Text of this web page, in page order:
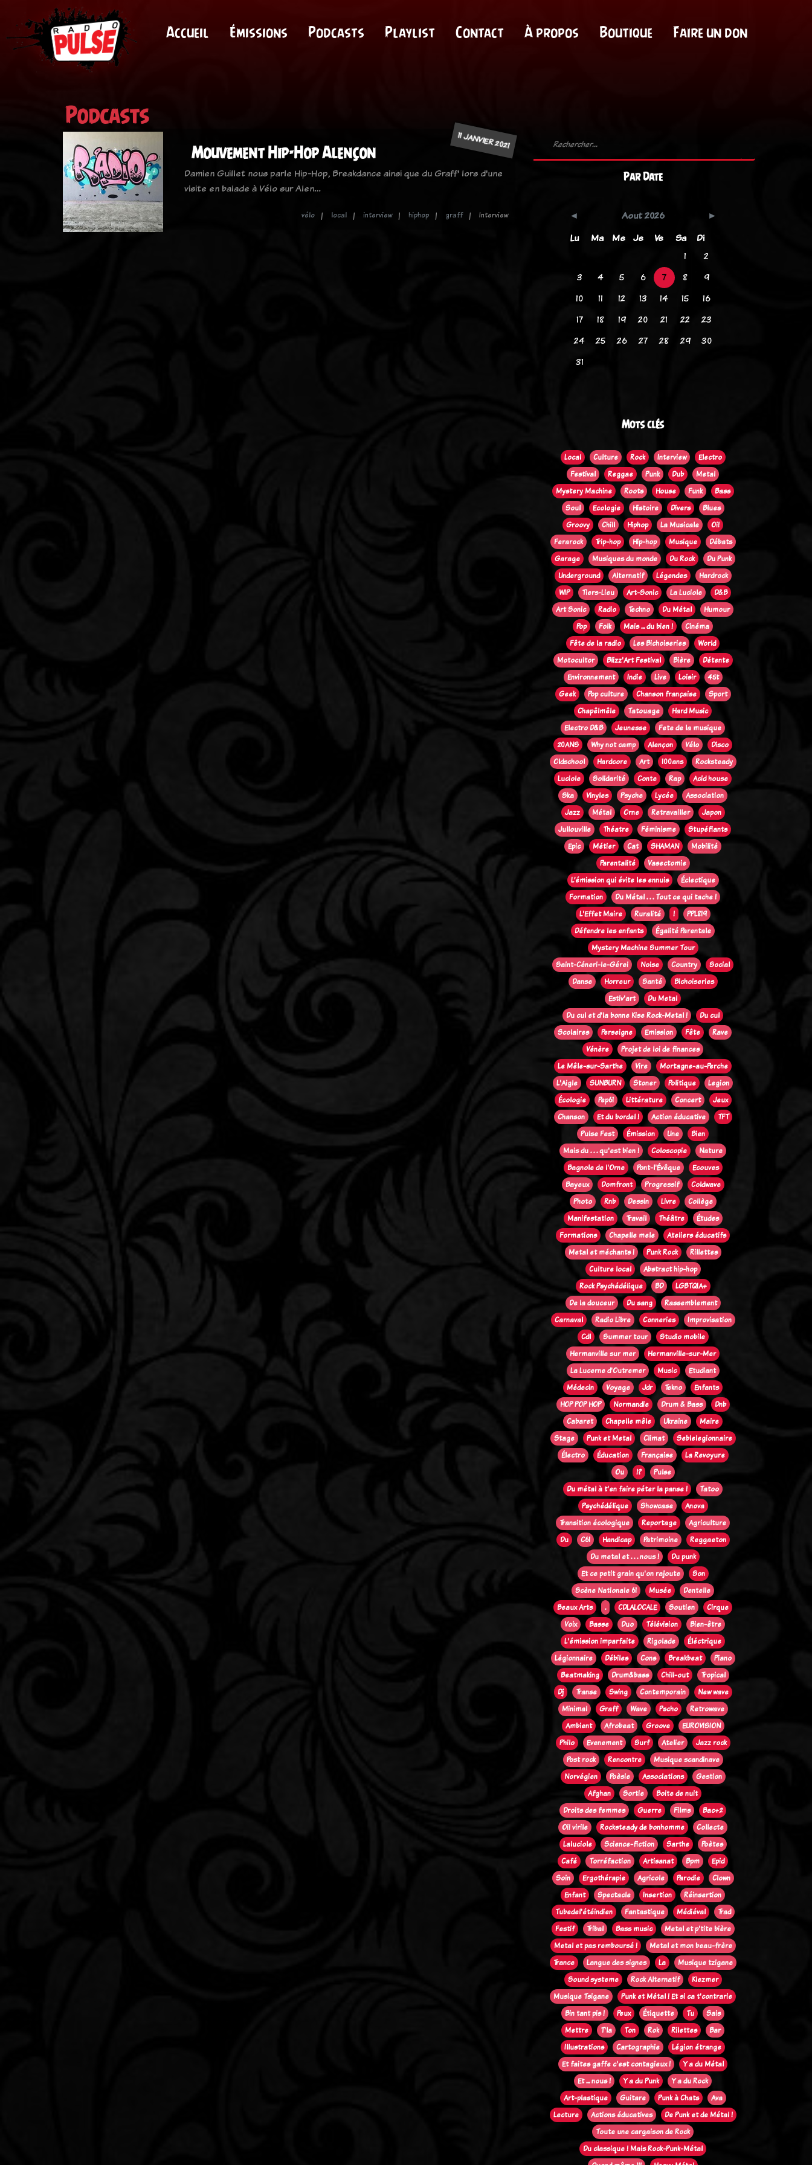
Accueil Émissions Podcasts Playlist Contact À propos Boutique Faire un don
Podcasts
11 JANVIER 2021
Mouvement Hip-Hop Alençon
Damien Guillet nous parle Hip-Hop, Breakdance ainsi que du Graff' lors d'une
visite en balade à Vélo sur Alen…
vélo local interview hiphop graff Interview
Par Date
Aout 2026
Lu
Ma Me Je Ve Sa
Di
1
2
3
4 5 6 7 8
9
10
11 12 13 14 15
16
17
18 19 20 21 22
23
24
25 26 27 28 29
30
31
Mots clés
Local Culture Rock Interview
Electro
Festival
Reggae Punk Dub
Metal
Mystery Machine
Roots House Funk
Bass
Soul
Ecologie Histoire Divers
Blues
Groovy
Chill Hiphop La Musicale
Oi!
Ferarock
Trip-hop Hip-hop Musique
Débats
Garage
Musiques du monde Du Rock
Du Punk
Underground
Alternatif Légendes
Hardrock
WIP
Tiers-Lieu Art-Sonic La Luciole
D&B
Art Sonic
Radio Techno Du Métal
Humour
Pop
Folk Mais ... du bien !
Cinéma
Fête de la radio
Les Bichoiseries
World
Motocultor
Blizz'Art Festival Bière
Détente
Environnement
Indie Live Loisir
45t
Geek
Pop culture Chanson française
Sport
Chapêlmêle
Tatouage
Hard Music
Electro D&B
Jeunesse
Fete de la musique
20ANS
Why not camp Alençon Vélo
Disco
Oldschool
Hardcore Art 100ans
Rocksteady
Luciole
Solidarité Conte Rap
Acid house
Ska
Vinyles Psyche Lycée
Association
Jazz
Métal Orne Retravailler
Japon
Jullouville
Théatre Féminisme
Stupéfiants
Epic
Métier Cat SHAMAN
Mobilité
Parentalité
Vasectomie
L’émission qui évite les ennuis
Éclectique
Formation
Du Métal . . . Tout ce qui tache !
L'Effet Maire
Ruralité !
PPL819
Défendre les enfants
Égalité Parentale
Mystery Machine Summer Tour
Saint-Céneri-le-Gérei
Noise Country
Social
Danse
Horreur Santé
Bichoiseries
Estiv'art
Du Metal
Du cul et d'la bonne Kise Rock-Metal !
Du cul
Scolaires
Perseigne Emission Fête
Rave
Vénère
Projet de loi de finances
Le Mêle-sur-Sarthe
Vire
Mortagne-au-Perche
L'Aigle
SUNBURN Stoner Politique
Legion
Écologie
Pep61 Littérature Concert
Jeux
Chanson
Et du bordel ! Action éducative
TFT
Pulse Fest
Émission Une
Bien
Mais du . . . qu'est bien !
Coloscopie
Nature
Bagnole de l'Orne
Pont-l'Évêque
Ecouves
Bayeux
Domfront Progressif
Coldwave
Photo
Rnb Dessin Livre
Collège
Manifestation
Travail Théâtre
Études
Formations
Chapelle mele
Ateliers éducatifs
Metal et méchants !
Punk Rock
Rillettes
Culture local
Abstract hip-hop
Rock Psychédélique
BD
LGBTQIA+
De la douceur
Du sang
Rassemblement
Carnaval
Radio Libre Conneries
Improvisation
Cdl
Summer tour
Studio mobile
Hermanville sur mer
Hermanville-sur-Mer
La Lucerne d'Outremer
Music
Etudiant
Médecin
Voyage Jdr Tekno
Enfants
HOP POP HOP
Normandie Drum & Bass
Dnb
Cabaret
Chapelle mêle Ukraine
Maire
Stage
Punk et Metal Climat
Seblelegionnaire
Électro
Éducation Française
La Revoyure
Ou
!?
Pulse
Du métal à t'en faire péter la panse !
Tatoo
Psychédélique
Showcase
Anova
Transition écologique
Reportage
Agriculture
Du
C61 Handicap Patrimoine
Reggaeton
Du metal et . . . nous !
Du punk
Et ce petit grain qu'on rajoute
Son
Scène Nationale 61
Musée
Dentelle
Beaux Arts
. CDLALOCALE Soutien
Cirque
Voix
Basse Duo Télévision
Bien-être
L'émission imparfaite
Rigolade
Éléctrique
Légionnaire
Débiles Cons Breakbeat
Piano
Beatmaking
Drum&bass Chill-out
Tropical
Dj
Transe Swing Contemporain
New wave
Minimal
Graff Wave Pscho
Retrowave
Ambient
Afrobeat Groove
EUROVISION
Philo
Evenement Surf Atelier
Jazz rock
Post rock
Rencontre
Musique scandinave
Norvégien
Poèsie Associations
Gestion
Afghan
Sortie
Boite de nuit
Droits des femmes
Guerre Films
Bac+2
Oi! virile
Rocksteady de bonhomme
Collecte
Laluciole
Science-fiction Sarthe
Poètes
Café
Torréfaction Artisanat Bpm
Epid
Soin
Ergothérapie Agricole Parodie
Clown
Enfant
Spectacle Insertion
Réinsertion
Tubedel'étéindien
Fantastique Médiéval
Trad
Festif
Tribal Bass music
Metal et p'tite bière
Metal et pas remboursé !
Metal et mon beau-frère
Trance
Langue des signes La
Musique tzigane
Sound systeme
Rock Alternatif
Klezmer
Musique Tsigane
Punk et Métal ! Et si ca t'contrarie
Bin tant pis !
Peux Étiquette Tu
Sais
Mettre
T'la Ton Rok Rilettes
Bar
Illustrations
Cartographie
Légion étrange
Et faites gaffe c'est contagieux !
Y a du Métal
Et ... nous !
Y a du Punk
Y a du Rock
Art-plastique
Guitare Punk à Chats
Ava
Lecture
Actions éducatives
De Punk et de Métal !
Toute une cargaison de Rock
Du classique ! Mais Rock-Punk-Métal